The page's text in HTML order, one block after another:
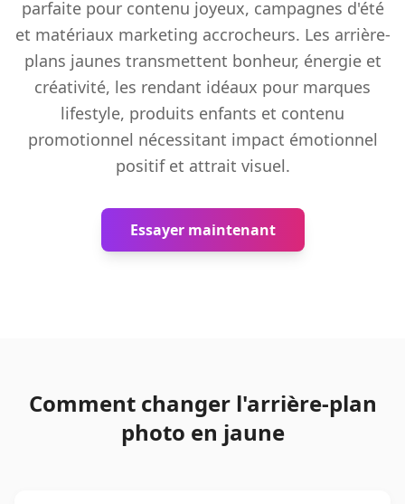
parfaite pour contenu joyeux, campagnes d'été
et matériaux marketing accrocheurs. Les arrière-
plans jaunes transmettent bonheur, énergie et
créativité, les rendant idéaux pour marques
lifestyle, produits enfants et contenu
promotionnel nécessitant impact émotionnel
positif et attrait visuel.
Essayer maintenant
Comment changer l'arrière-plan
photo en jaune